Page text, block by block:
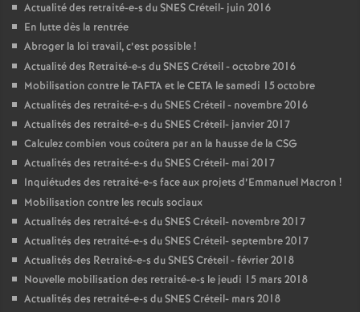
Actualité des retraité-e-s duSNESCréteil- juin 2016
En lutte dès la rentrée
Abroger la loi travail, c’est possible!
Actualité des Retraité-e-s duSNESCréteil - octobre 2016
Mobilisation contre leTAFTAet leCETA le samedi 15 octobre
Actualités des retraité-e-s duSNESCréteil - novembre 2016
Actualités des retraité-e-s duSNESCréteil- janvier 2017
Calculez combien vous coûtera par an la hausse de la CSG
Actualités des retraité-e-s duSNESCréteil- mai 2017
Inquiétudes des retraité-e-s face aux projets d’Emmanuel Macron !
Mobilisation contre les reculs sociaux
Actualités des retraité-e-s duSNESCréteil- novembre 2017
Actualités des retraité-e-s duSNESCréteil- septembre 2017
Actualités des Retraité-e-s duSNESCréteil - février 2018
Nouvelle mobilisation des retraité-e-s le jeudi 15 mars 2018
Actualités des retraité-e-s duSNESCréteil- mars 2018